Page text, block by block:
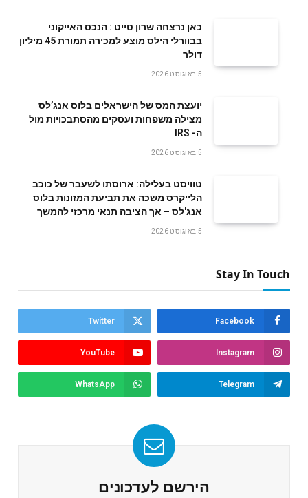
‬דולר
5 באוגוסט 2026
‬ה- IRS
5 באוגוסט 2026
טוויסט בעלילה: ארוסתו לשעבר של כוכב
הלייקרס משכה את תביעת המזונות בלוס
אנג'לס – אך הציבה תנאי מרכזי להמשך
5 באוגוסט 2026
Stay In Touch
Facebook
Twitter
Instagram
YouTube
Telegram
WhatsApp
הירשם לעדכונים